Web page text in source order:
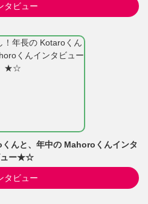
タビュー
んと、年中の Mahoroくんインタ
ュー★☆
タビュー